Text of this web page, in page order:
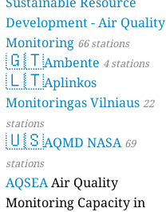
Development - Air Quality
Monitoring 66 stations
🇬🇹Ambente 4 stations
🇱🇹Aplinkos
Monitoringas Vilniaus 22
stations
🇺🇸AQMD NASA 69
stations
AQSEAAir Quality
Monitoring Capacity in